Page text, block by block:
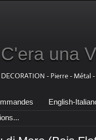
C'era una
DECORATION - Pierre - Métal
English-